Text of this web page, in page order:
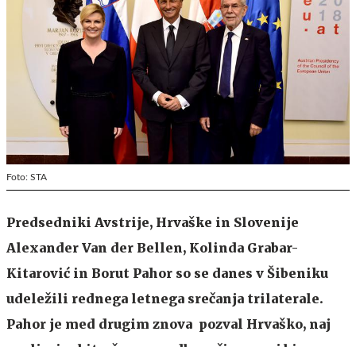
Foto: STA
Predsedniki Avstrije, Hrvaške in Slovenije
Alexander Van der Bellen, Kolinda Grabar-
Kitarović in Borut Pahor so se danes v Šibeniku
udeležili rednega letnega srečanja trilaterale.
Pahor je med drugim znova pozval Hrvaško, naj